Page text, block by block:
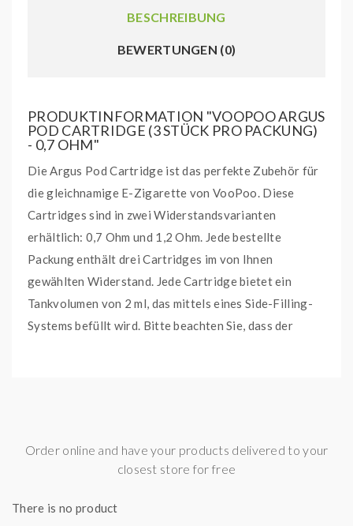
BESCHREIBUNG
BEWERTUNGEN (0)
PRODUKTINFORMATION "VOOPOO ARGUS
POD CARTRIDGE (3 STÜCK PRO PACKUNG)
- 0,7 OHM"
Die Argus Pod Cartridge ist das perfekte Zubehör für
die gleichnamige E-Zigarette von VooPoo. Diese
Cartridges sind in zwei Widerstandsvarianten
erhältlich: 0,7 Ohm und 1,2 Ohm. Jede bestellte
Packung enthält drei Cartridges im von Ihnen
gewählten Widerstand. Jede Cartridge bietet ein
Tankvolumen von 2 ml, das mittels eines Side-Filling-
Systems befüllt wird. Bitte beachten Sie, dass der
Argus Pod Cartridge
Tankvolumen: 2 ml
Side-Filling-System
Order online and have your products delivered to your
closest store for free
There is no product